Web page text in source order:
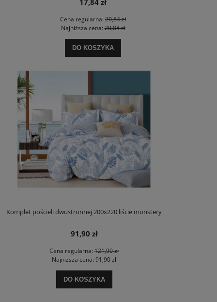
Cena regularna: 20,84 zł
Najniższa cena:20,84 zł
DO KOSZYKA
Komplet pościeli dwustronnej 200x220 liście monstery
91,90 zł
Cena regularna: 121,90 zł
Najniższa cena: 91,90 zł
DO KOSZYKA